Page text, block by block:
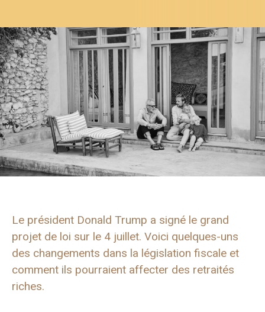
Le président Donald Trump a signé le grand
projet de loi sur le 4 juillet. Voici quelques-uns
des changements dans la législation fiscale et
comment ils pourraient affecter des retraités
riches.